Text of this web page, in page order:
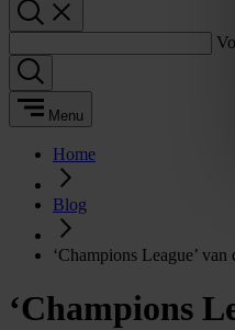
Menu
Home
Blog
‘Champions League’
‘Champions